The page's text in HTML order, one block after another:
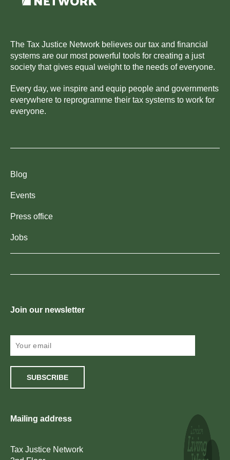
The Tax Justice Network believes our tax and financial
systems are our most powerful tools for creating a just
society that gives equal weight to the needs of everyone.
Every day, we inspire and equip people and governments
everywhere to reprogramme their tax systems to work for
everyone.
Blog
Events
Press office
Jobs
Join our newsletter
SUBSCRIBE
Mailing address
Tax Justice Network